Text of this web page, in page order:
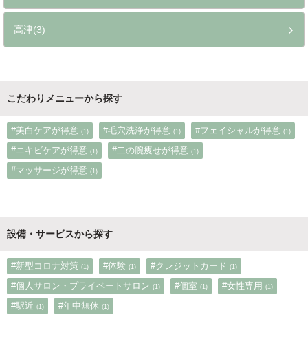
高津(3)
こだわりメニューから探す
#美白ケアが得意 (1) #毛穴洗浄が得意 (1) #フェイシャルが得意 (1)
#ニキビケアが得意 (1) #二の腕痩せが得意 (1)
#マッサージが得意 (1)
設備・サービスから探す
#新型コロナ対策 (1) #体験 (1) #クレジットカード (1)
#個人サロン・プライベートサロン (1) #個室 (1) #女性専用 (1)
#駅近 (1) #年中無休 (1)